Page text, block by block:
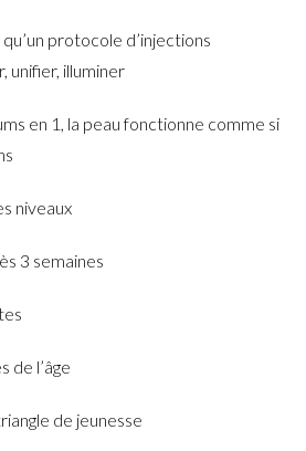
protocole d’injections
unifier, illuminer
en 1, la peau fonctionne comme si
niveaux
3 semaines
de l’âge
de jeunesse